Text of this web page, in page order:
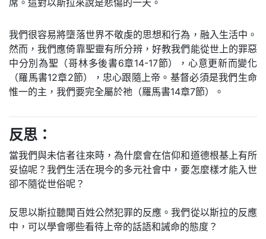
席。這對以斯拉來說是悲傷的一天。
我們很容易將墮落世界不敬虔的思想和行為，融入生活中。
然而，我們應倚靠聖靈有所分辨，好教我們能從世上的罪惡
中分別為聖（哥林多後書6章14-17節），心意更新而變化
（羅馬書12章2節），忠心跟隨上帝。基督必須是我們生命
惟一的主，我們要完全屬於祂（羅馬書14章7節）。
反思：
當我們與未信者往來時，為什麼會在信仰和道德根基上有所
妥協呢？我們生活在現今的多元社會中，要怎麼樣才能入世
卻不隨從世俗呢？
反思以斯拉聽聞百姓公然犯罪的反應。我們從以斯拉的反應
中，可以學會哪些看待上帝的話語和誡命的態度？